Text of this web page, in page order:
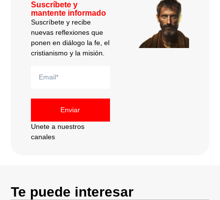
Suscríbete y
mantente informado
Suscríbete y recibe
nuevas reflexiones que
ponen en diálogo la fe, el
cristianismo y la misión.
Enviar
Unete a nuestros
canales
Te puede interesar